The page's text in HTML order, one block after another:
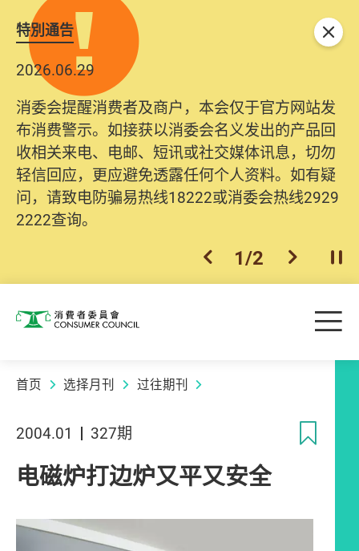
特別通告
2026.06.29
消委会提醒消费者及商户，本会仅于官方网站发
布消费警示。如接获以消委会名义发出的产品回
收相关来电、电邮、短讯或社交媒体讯息，切勿
轻信回应，更应避免透露任何个人资料。如有疑
问，请致电防骗易热线18222或消委会热线2929
2222查询。
上一个
1/2 下一个开
关闭
消费者委员会 目
首页 选择月刊 过往期刊
2004.01 327期
电磁炉打边炉又平又安全